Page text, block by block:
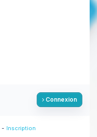
Connexion
- Inscription